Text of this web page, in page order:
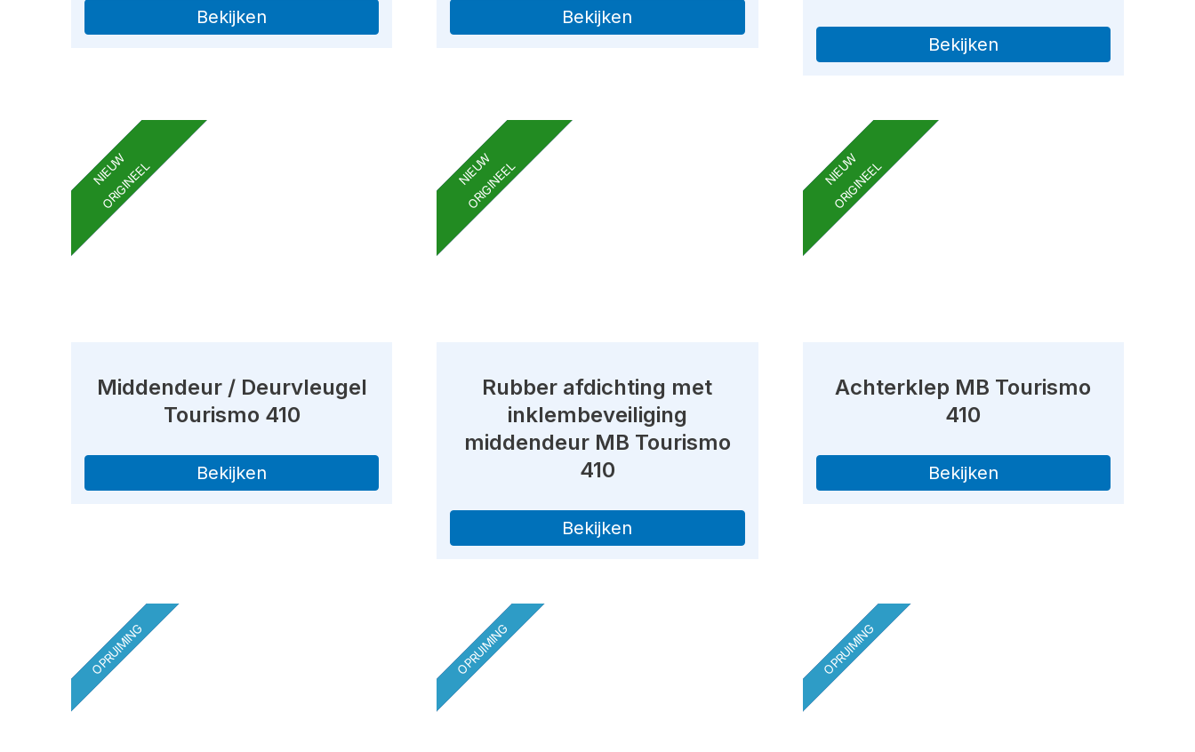
Bekijken Bekijken
Bekijken
NIEUW
ORIGINEEL
Middendeur / Deurvleugel
Tourismo 410
Bekijken
NIEUW
ORIGINEEL
Rubber afdichting met
inklembeveiliging
middendeur MB Tourismo
410
Bekijken
NIEUW
ORIGINEEL
Achterklep MB Tourismo
410
Bekijken
OPRUIMING OPRUIMING OPRUIMING